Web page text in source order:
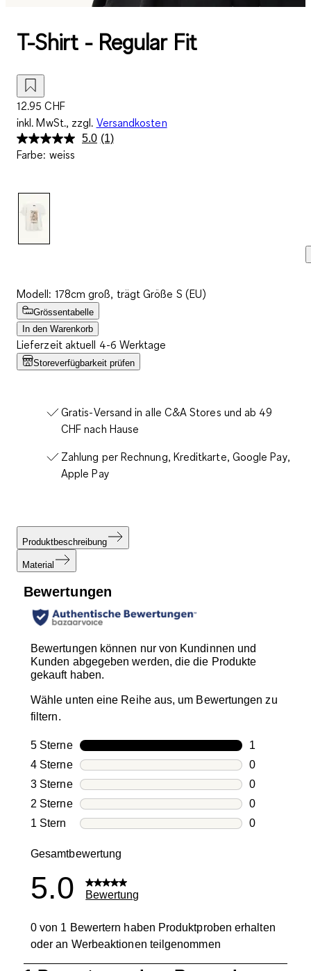
T-Shirt - Regular Fit
12.95 CHF
inkl. MwSt., zzgl. Versandkosten
5.0 Bewertung
(1)
Farbe: weiss
Modell: 178cm groß, trägt Größe S (EU)
Grössentabelle
In den Warenkorb
Lieferzeit aktuell 4-6 Werktage
Storeverfügbarkeit prüfen
Gratis-Versand in alle C&A Stores und ab 49
CHF nach Hause
Zahlung per Rechnung, Kreditkarte, Google Pay,
Apple Pay
Produktbeschreibung
Material
Bewertungen
Bewertungen können nur von Kundinnen und
Kunden abgegeben werden, die die Produkte
gekauft haben.
Wähle unten eine Reihe aus, um Bewertungen zu
filtern.
5 SterneSterne
1
1
4 SterneSterne
0
0
3 SterneSterne
0
0
2 SterneSterne
0
0
1 Stern Sterne
0
Gesamtbewertung
5.0 Bewertung
0 von 1 Bewertern haben Produktproben erhalten
oder an Werbeaktionen teilgenommen